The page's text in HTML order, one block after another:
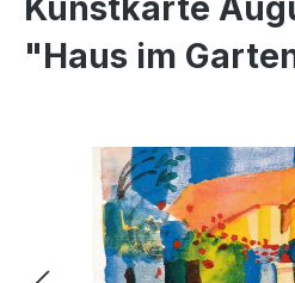
Kunstkarte
"Haus im
Bildergalerie überspringen